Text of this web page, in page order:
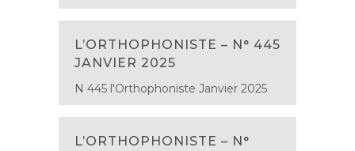
L’ORTHOPHONISTE – N° 445
JANVIER 2025
N 445 l'Orthophoniste Janvier 2025
L’ORTHOPHONISTE – N°